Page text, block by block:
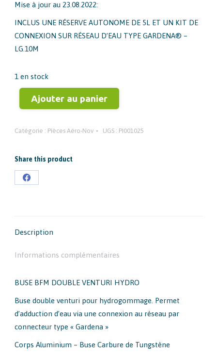
Mise à jour au 23.08.2022:
INCLUS UNE RÉSERVE AUTONOME DE 5L ET UN KIT DE
CONNEXION SUR RÉSEAU D’EAU TYPE GARDENA® –
LG.10M
1 en stock
Ajouter au panier
Catégorie : Pièces Aéro-Nov UGS : PI001025
Share this product
Partager
Description
Informations complémentaires
BUSE BFM DOUBLE VENTURI HYDRO
Buse double venturi pour hydrogommage. Permet
d’adduction d’eau via une connexion au réseau par
connecteur type « Gardena »
Corps Aluminium – Buse Carbure de Tungstène